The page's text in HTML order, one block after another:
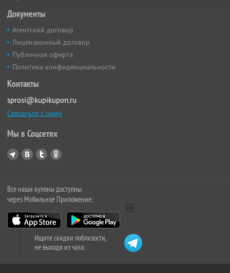
Документы
Агентский договор
Лицензионный договор
Публичная оферта
Политика конфиденциальности
Контакты
sprosi@kupikupon.ru
Связаться с нами
Мы в Соцсетях
Все наши купоны доступны
через Мобильное Приложение:
Ищите скидки поблизости,
не выходя из чата: